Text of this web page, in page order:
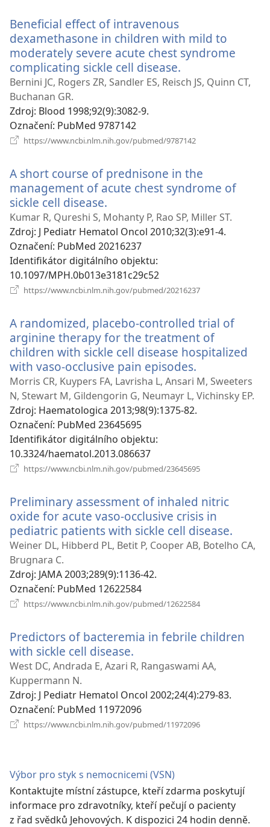
Beneficial effect of intravenous
dexamethasone in children with mild to
moderately severe acute chest syndrome
complicating sickle cell disease.
nové
Bernini JC, Rogers ZR, Sandler ES, Reisch JS, Quinn CT,
Buchanan GR.
Zdroj‎: Blood 1998;92(9):3082-9.
Označení‎: PubMed 9787142
https://www.ncbi.nlm.nih.gov/pubmed/9787142
A short course of prednisone in the
management of acute chest syndrome of
sickle cell disease.
nové
okno)
Kumar R, Qureshi S, Mohanty P, Rao SP, Miller ST.
Zdroj‎: J Pediatr Hematol Oncol 2010;32(3):e91-4.
Označení‎: PubMed 20216237
Identifikátor digitálního objektu‎:
10.1097/MPH.0b013e3181c29c52
https://www.ncbi.nlm.nih.gov/pubmed/20216237
A randomized, placebo-controlled trial of
arginine therapy for the treatment of
children with sickle cell disease hospitalized
with vaso-occlusive pain episodes.
nové
okno)
Morris CR, Kuypers FA, Lavrisha L, Ansari M, Sweeters
N, Stewart M, Gildengorin G, Neumayr L, Vichinsky EP.
Zdroj‎: Haematologica 2013;98(9):1375-82.
Označení‎: PubMed 23645695
Identifikátor digitálního objektu‎:
10.3324/haematol.2013.086637
https://www.ncbi.nlm.nih.gov/pubmed/23645695
Preliminary assessment of inhaled nitric
oxide for acute vaso-occlusive crisis in
pediatric patients with sickle cell disease.
nové
Weiner DL, Hibberd PL, Betit P, Cooper AB, Botelho CA,
Brugnara C.
Zdroj‎: JAMA 2003;289(9):1136-42.
Označení‎: PubMed 12622584
https://www.ncbi.nlm.nih.gov/pubmed/12622584
Predictors of bacteremia in febrile children
with sickle cell disease.
nové
West DC, Andrada E, Azari R, Rangaswami AA,
Kuppermann N.
Zdroj‎: J Pediatr Hematol Oncol 2002;24(4):279-83.
Označení‎: PubMed 11972096
https://www.ncbi.nlm.nih.gov/pubmed/11972096
Výbor pro styk s nemocnicemi (VSN)
Kontaktujte místní zástupce, kteří zdarma poskytují
informace pro zdravotníky, kteří pečují o pacienty
z řad svědků Jehovových. K dispozici 24 hodin denně.